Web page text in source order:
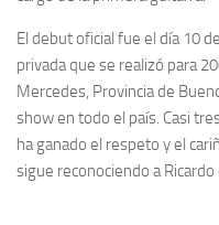
El debut oficial fue el día 10
privada que se realizó para
Mercedes, Provincia de
show en todo el país. Casi
ha ganado el respeto y el
sigue reconociendo a